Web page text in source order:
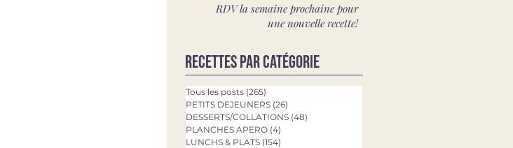
RDV la semaine prochaine pour
une nouvelle recette!
Recettes par catégorie
Tous les posts (265)
PETITS DEJEUNERS (26)
DESSERTS/COLLATIONS (48)
PLANCHES APERO (4)
LUNCHS & PLATS (154)